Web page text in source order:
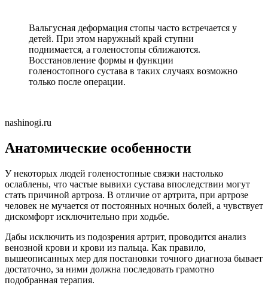
Вальгусная деформация стопы часто встречается у
детей. При этом наружный край ступни
поднимается, а голеностопы сближаются.
Восстановление формы и функции
голеностопного сустава в таких случаях возможно
только после операции.
nashinogi.ru
Анатомические особенности
У некоторых людей голеностопные связки настолько
ослаблены, что частые вывихи сустава впоследствии могут
стать причиной артроза. В отличие от артрита, при артрозе
человек не мучается от постоянных ночных болей, а чувствует
дискомфорт исключительно при ходьбе.
Дабы исключить из подозрения артрит, проводится анализ
венозной крови и крови из пальца. Как правило,
вышеописанных мер для постановки точного диагноза бывает
достаточно, за ними должна последовать грамотно
подобранная терапия.